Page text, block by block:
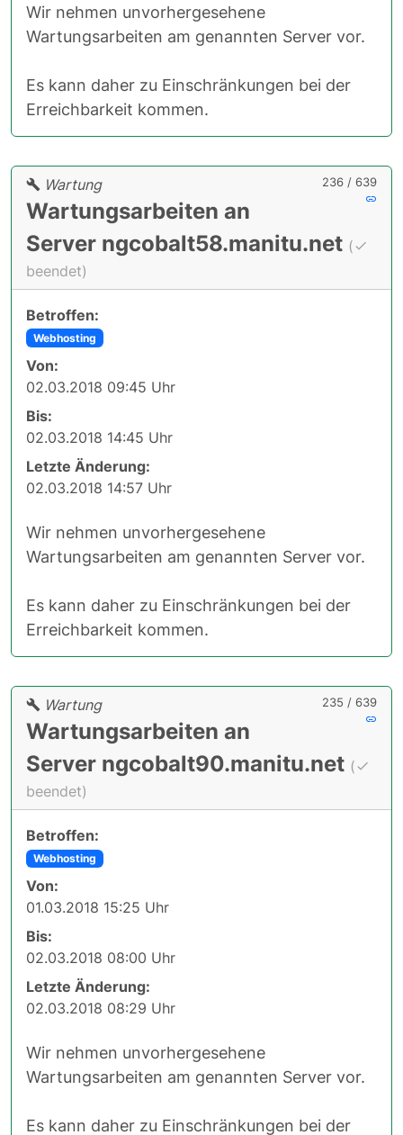
Wir nehmen unvorhergesehene
Wartungsarbeiten am genannten Server vor.
Es kann daher zu Einschränkungen bei der
Erreichbarkeit kommen.
236 / 639
Wartung
Wartungsarbeiten an
Server ngcobalt58.manitu.net (
beendet)
Betroffen:
Webhosting
Von:
02.03.2018 09:45 Uhr
Bis:
02.03.2018 14:45 Uhr
Letzte Änderung:
02.03.2018 14:57 Uhr
Wir nehmen unvorhergesehene
Wartungsarbeiten am genannten Server vor.
Es kann daher zu Einschränkungen bei der
Erreichbarkeit kommen.
235 / 639
Wartung
Wartungsarbeiten an
Server ngcobalt90.manitu.net (
beendet)
Betroffen:
Webhosting
Von:
01.03.2018 15:25 Uhr
Bis:
02.03.2018 08:00 Uhr
Letzte Änderung:
02.03.2018 08:29 Uhr
Wir nehmen unvorhergesehene
Wartungsarbeiten am genannten Server vor.
Es kann daher zu Einschränkungen bei der